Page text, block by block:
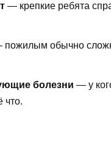
— крепкие ребята
обычно
болезни — у
что.